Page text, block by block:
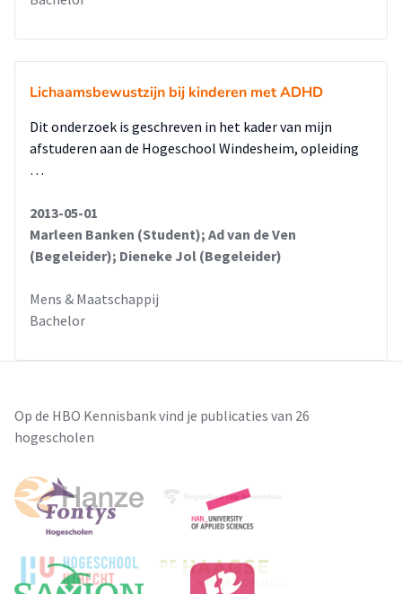
Lichaamsbewustzijn bij kinderen met ADHD
Dit onderzoek is geschreven in het kader van mijn
afstuderen aan de Hogeschool Windesheim, opleiding
…
2013-05-01
Marleen Banken (Student); Ad van de Ven
(Begeleider); Dieneke Jol (Begeleider)
Mens & Maatschappij
Bachelor
Op de HBO Kennisbank vind je publicaties van 26
hogescholen